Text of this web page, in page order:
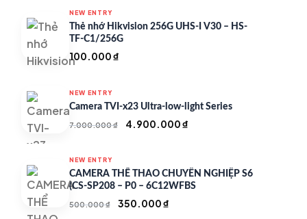
NEW ENTRY
Thẻ nhớ Hikvision 256G UHS-I V30 – HS-
TF-C1/256G
100.000₫
NEW ENTRY
Camera TVI-x23 Ultra-low-light Series
7.000.000₫
Giá
7.000.000 ₫.
4.900.000₫
là:
4.900.000 ₫.
NEW ENTRY
CAMERA THỂ THAO CHUYÊN NGHIỆP S6
(CS-SP208 – P0 – 6C12WFBS
500.000₫
Giá
350.000₫